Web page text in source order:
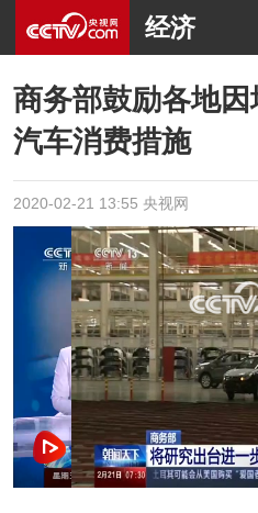
经济
商务部鼓励各地
汽车消费措施
2020-02-21 13:55 央视网
网络开小差了